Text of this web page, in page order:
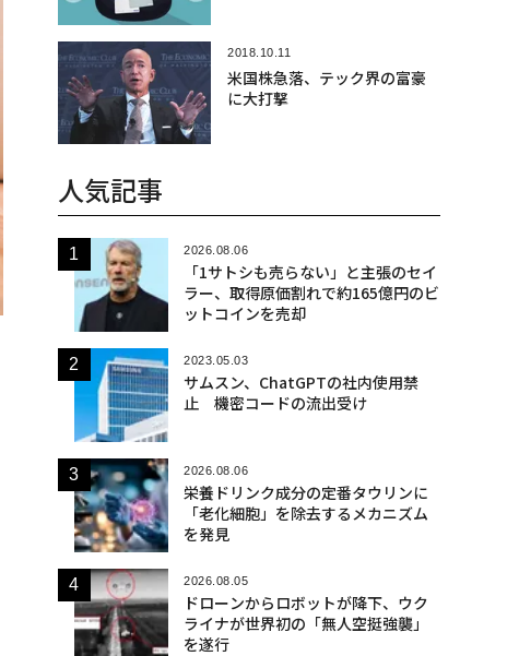
2018.10.11
米国株急落、テック界の富豪
に大打撃
人気記事
2026.08.06
「1サトシも売らない」と主張のセイ
ラー、取得原価割れで約165億円のビ
ットコインを売却
2023.05.03
サムスン、ChatGPTの社内使用禁
止 機密コードの流出受け
2026.08.06
栄養ドリンク成分の定番タウリンに
「老化細胞」を除去するメカニズム
を発見
2026.08.05
ドローンからロボットが降下、ウク
ライナが世界初の「無人空挺強襲」
を遂行